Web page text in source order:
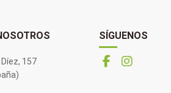
157
SÍGUENOS